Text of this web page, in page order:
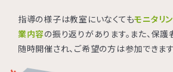
指導の様子は教室にいなくてもモニタリ
業内容の振り返りがあります。また、保
随時開催され、ご希望の方は参加できます